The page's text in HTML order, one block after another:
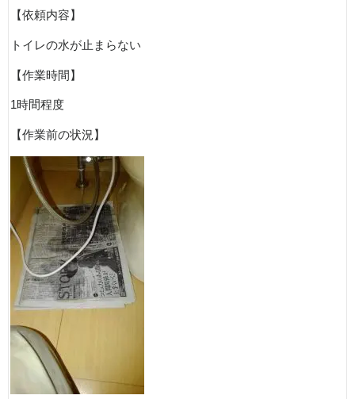
【依頼内容】
トイレの水が止まらない
【作業時間】
1時間程度
【作業前の状況】